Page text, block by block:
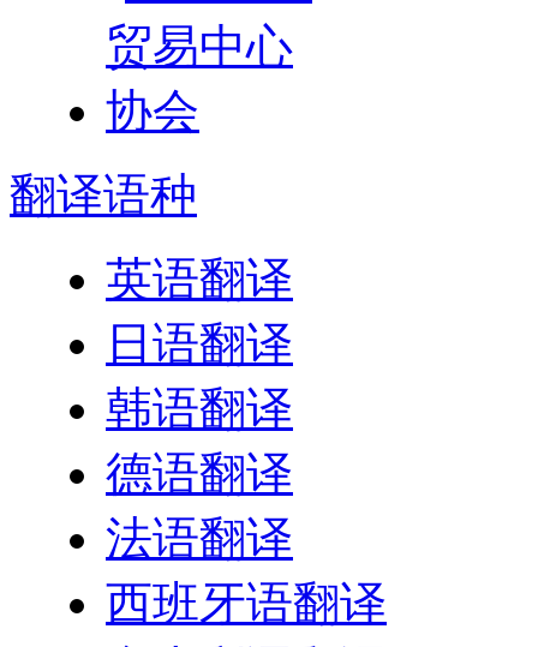
翻译语种
英语翻译
日语翻译
韩语翻译
德语翻译
法语翻译
西班牙语翻译